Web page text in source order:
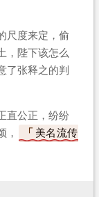
尺度来定，偷
，陛下该怎么
了张释之的判
直公正，纷纷
，
美名流传